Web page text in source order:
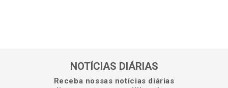
NOTÍCIAS DIÁRIAS
Receba nossas notícias diárias